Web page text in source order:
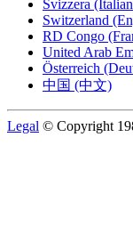
Svizzera
Switzerland
RD Congo
United Arab
Österreich
中国 (中文)
Legal © Copyright